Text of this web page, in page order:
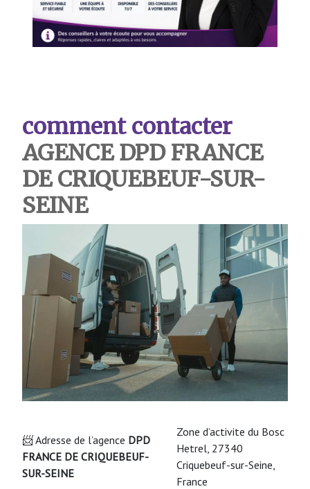
comment contacter
AGENCE DPD FRANCE
DE CRIQUEBEUF-SUR-
SEINE
📨 Adresse de l’agence DPD
FRANCE DE CRIQUEBEUF-
SUR-SEINE
Zone d’activite du Bosc
Hetrel, 27340
Criquebeuf-sur-Seine,
France